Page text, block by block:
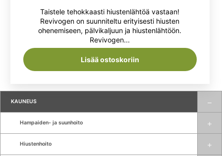
KAUNEUS
Hampaiden- ja suunhoito
Hiustenhoito
/ 5
hinta
oli:
73,00 €.
hinta
on:
54,90 €.
Taistele tehokkaasti hiustenlähtöä vastaan!
Revivogen on suunniteltu erityisesti hiusten
ohenemiseen, pälvikaljuun ja hiustenlähtöön.
Revivogen...
Lisää ostoskoriin